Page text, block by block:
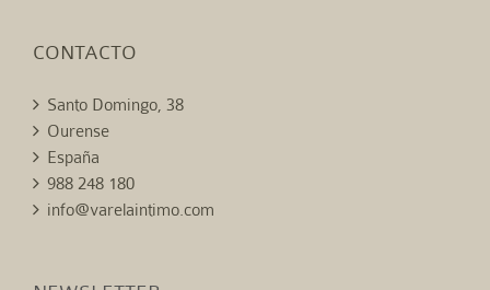
CONTACTO
Santo Domingo, 38
Ourense
España
988 248 180
info@varelaintimo.com